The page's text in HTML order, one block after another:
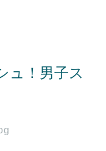
ュ！男子ス